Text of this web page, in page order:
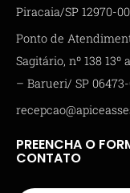
Piracaia/SP 12970-
Ponto de
Sagitário, nº 138
– Barueri/ SP
PREENCHA O
CONTATO